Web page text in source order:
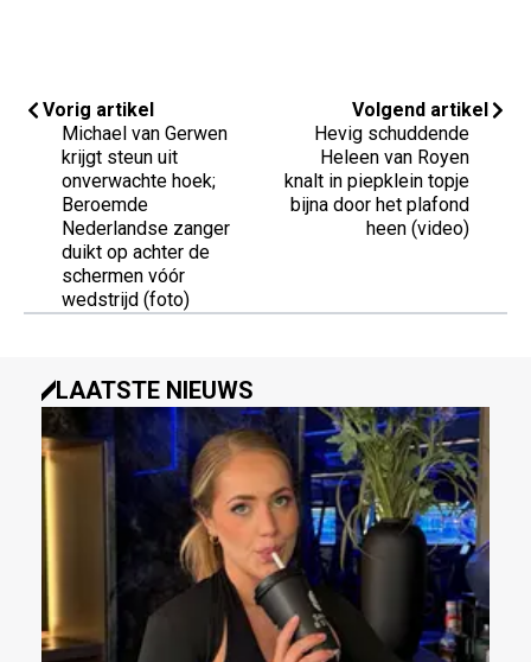
Vorig artikel
Michael van Gerwen
krijgt steun uit
onverwachte hoek;
Beroemde
Nederlandse zanger
duikt op achter de
schermen vóór
wedstrijd (foto)
Volgend artikel
Hevig schuddende
Heleen van Royen
knalt in piepklein topje
bijna door het plafond
heen (video)
LAATSTE NIEUWS